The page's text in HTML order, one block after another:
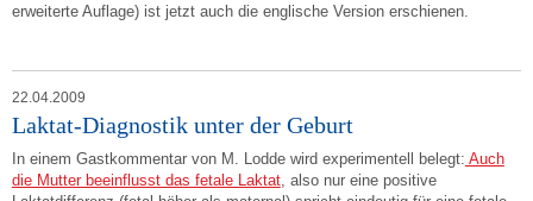
erweiterte Auflage) ist jetzt auch die englische Version erschienen.
22.04.2009
Laktat-Diagnostik unter der Geburt
In einem Gastkommentar von M. Lodde wird experimentell belegt: Auch
die Mutter beeinflusst das fetale Laktat, also nur eine positive